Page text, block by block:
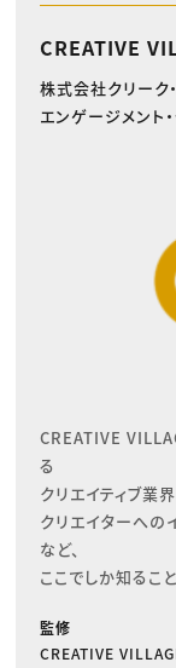
CREATIVE
株式会社クリーク
エンゲージメント
CREATIVE
る
クリエイティブ業
クリエイターへの
など、
ここでしか知るこ
監修
CREATIVE